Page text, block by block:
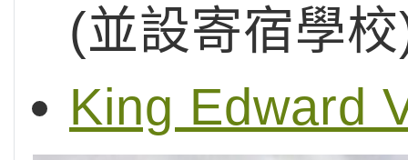
(並設寄宿學
King Edward